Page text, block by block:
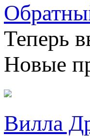
Теперь
Новые
Вилла